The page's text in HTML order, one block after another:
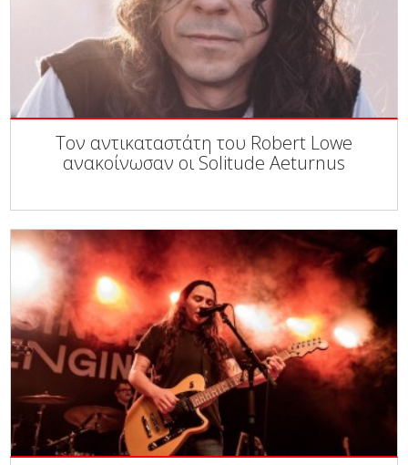
Τον αντικαταστάτη του Robert Lowe
ανακοίνωσαν οι Solitude Aeturnus